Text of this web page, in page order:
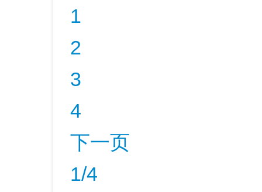
1
2
3
4
下一页
1/4